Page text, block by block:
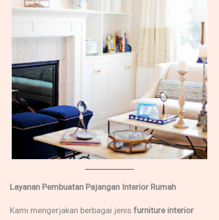
Layanan Pembuatan Pajangan Interior Rumah
Kami mengerjakan berbagai jenis furniture interior